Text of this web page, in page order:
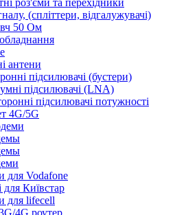
роз'єми та перехідники
(спліттери, відгалужувачі)
50 Ом
антени
підсилювачі (бустери)
підсилювачі (LNA)
підсилювачі потужності
4G/5G
для Vodafone
Київстар
для lifecell
4G роутер